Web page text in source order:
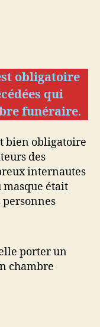
obligatoire
qui
funéraire.
bien obligatoire
des
internautes
masque était
porter un
chambre